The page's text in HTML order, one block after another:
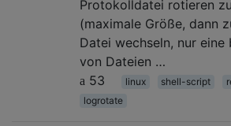
Protokolldatei rotieren
(maximale Größe, dann
Datei wechseln, nur eine
von Dateien …
53
linux shell-script
logrotate